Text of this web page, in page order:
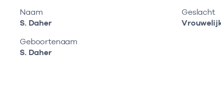
Naam
S. Daher
Geboortenaam
S. Daher
Geslacht